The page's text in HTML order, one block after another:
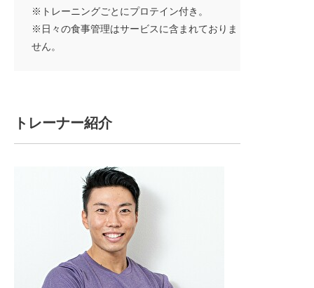
※トレーニングごとにプロテイン付き。
※日々の食事管理はサービスに含まれておりま
せん。
トレーナー紹介